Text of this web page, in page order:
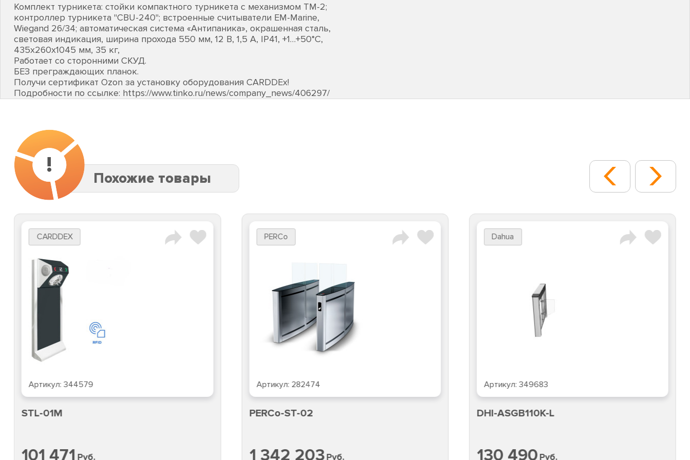
Комплект турникета: стойки компактного турникета с механизмом ТМ-2;
контроллер турникета "CBU-240"; встроенные считыватели EM-Marine,
Wiegand 26/34; автоматическая система «Антипаника», окрашенная сталь,
световая индикация, ширина прохода 550 мм, 12 В, 1,5 А, IP41, +1…+50°C,
435х260х1045 мм, 35 кг,
Работает со сторонними СКУД.
БЕЗ преграждающих планок.
Получи сертификат Ozon за установку оборудования CARDDEх!
Подробности по ссылке: https://www.tinko.ru/news/company_news/406297/
!
Похожие товары
CARDDEX
Артикул:344579
STL-01M
101 471 Руб.
PERCo
Артикул: 282474
PERCo-ST-02
1 342 203Руб.
Dahua
Артикул:349683
DHI-ASGB110K-L
130 490Руб.